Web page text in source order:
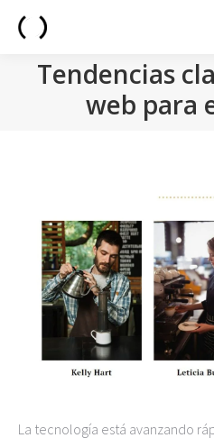
Tendencias
web para
La tecnología está avanzando